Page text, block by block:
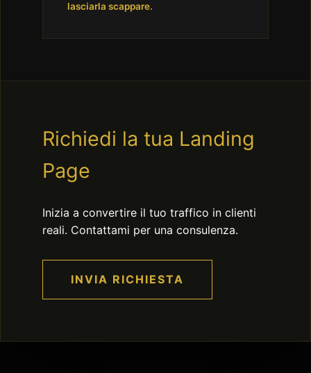
lasciarla scappare.
Richiedi la tua Landing
Page
Inizia a convertire il tuo traffico in clienti
reali. Contattami per una consulenza.
INVIA RICHIESTA